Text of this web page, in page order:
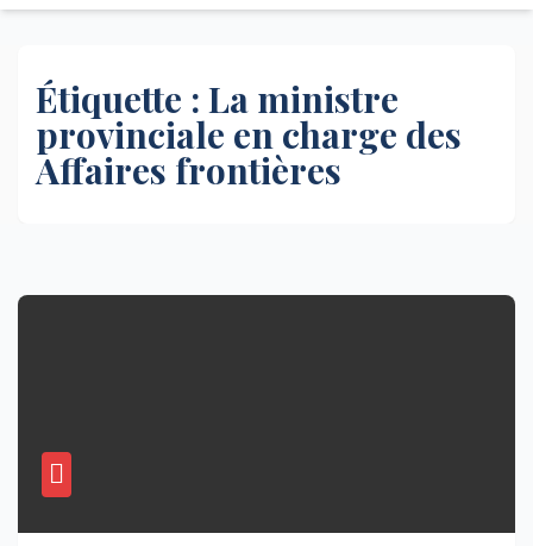
Étiquette : La ministre
provinciale en charge des
Affaires frontières